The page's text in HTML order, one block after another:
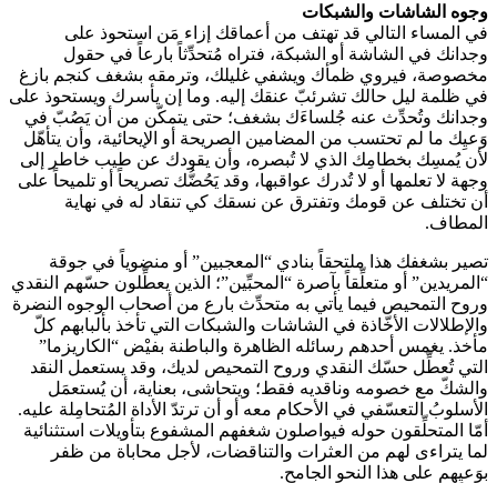
وجوه الشاشات والشبكات
في المساء التالي قد تهتف من أعماقك إزاء مَن استحوذ على
وجدانك في الشاشة أو الشبكة، فتراه مُتحدِّثاً بارعاً في حقول
مخصوصة، فيروي ظمأك ويشفي غليلك، وترمقه بشغف كنجم بازغ
في ظلمة ليل حالك تشرئبّ عنقك إليه. وما إن يأسرك ويستحوذ على
وجدانك وتُحدِّث عنه جُلساءَك بشغف؛ حتى يتمكّن من أن يَصُبّ في
وَعيِك ما لم تحتسب من المضامين الصريحة أو الإيحائية، وأن يتأهّل
لأن يُمسِك بخطامِك الذي لا تُبصره، وأن يقودك عن طيب خاطر إلى
وجهة لا تعلمها أو لا تُدرك عواقبها، وقد يَحُضُّك تصريحاً أو تلميحاً على
أن تختلف عن قومك وتفترق عن نسقك كي تنقاد له في نهاية
المطاف.
تصير بشغفك هذا ملتحقاً بنادي “المعجبين” أو منضوياً في جوقة
“المريدين” أو متعلِّقاً بآصرة “المحبِّين”؛ الذين يعطِّلون حسّهم النقدي
وروح التمحيص فيما يأتي به متحدِّث بارع من أصحاب الوجوه النضرة
والإطلالات الأخّاذة في الشاشات والشبكات التي تأخذ بألبابهم كلّ
مأخذ. يغمس أحدهم رسائله الظاهرة والباطنة بفيْض “الكاريزما”
التي تُعطِّل حسّك النقدي وروح التمحيص لديك، وقد يستعمل النقد
والشكّ مع خصومه وناقديه فقط؛ ويتحاشى، بعناية، أن يُستعمَل
الأسلوبُ التعسّفي في الأحكام معه أو أن ترتدّ الأداة المُتحامِلة عليه.
أمّا المتحلِّقون حوله فيواصلون شغفهم المشفوع بتأويلات استثنائية
لما يتراءى لهم من العثرات والتناقضات، لأجل محاباة من ظفر
بوَعيِهم على هذا النحو الجامح.